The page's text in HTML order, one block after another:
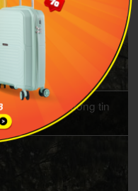
dân địa phương tin